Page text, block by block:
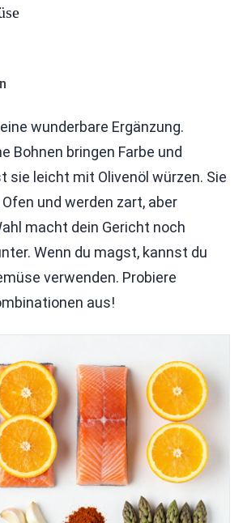
wunderbare Ergänzung.
Bohnen bringen Farbe und
sie leicht mit Olivenöl würzen. Sie
und werden zart, aber
macht dein Gericht noch
Wenn du magst, kannst du
verwenden. Probiere
aus!